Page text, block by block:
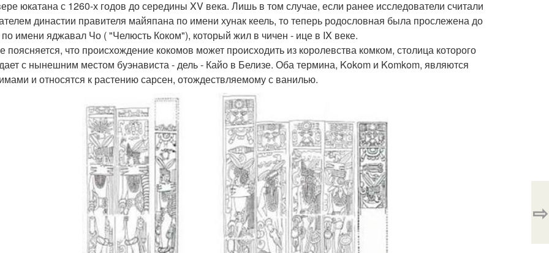
юкатана с 1260-х годов до середины XV века. Лишь в том случае, если ранее исследователи считали
династии правителя майяпана по имени хунак кеель, то теперь родословная была прослежена до
имени яджавал Чо ( "Челюсть Коком"), который жил в чичен - ице в IX веке.
поясняется, что происхождение кокомов может происходить из королевства комком, столица которого
с нынешним местом буэнависта - дель - Кайо в Белизе. Оба термина, Kokom и Komkom, являются
и относятся к растению сарсен, отождествляемому с ванилью.
⇨